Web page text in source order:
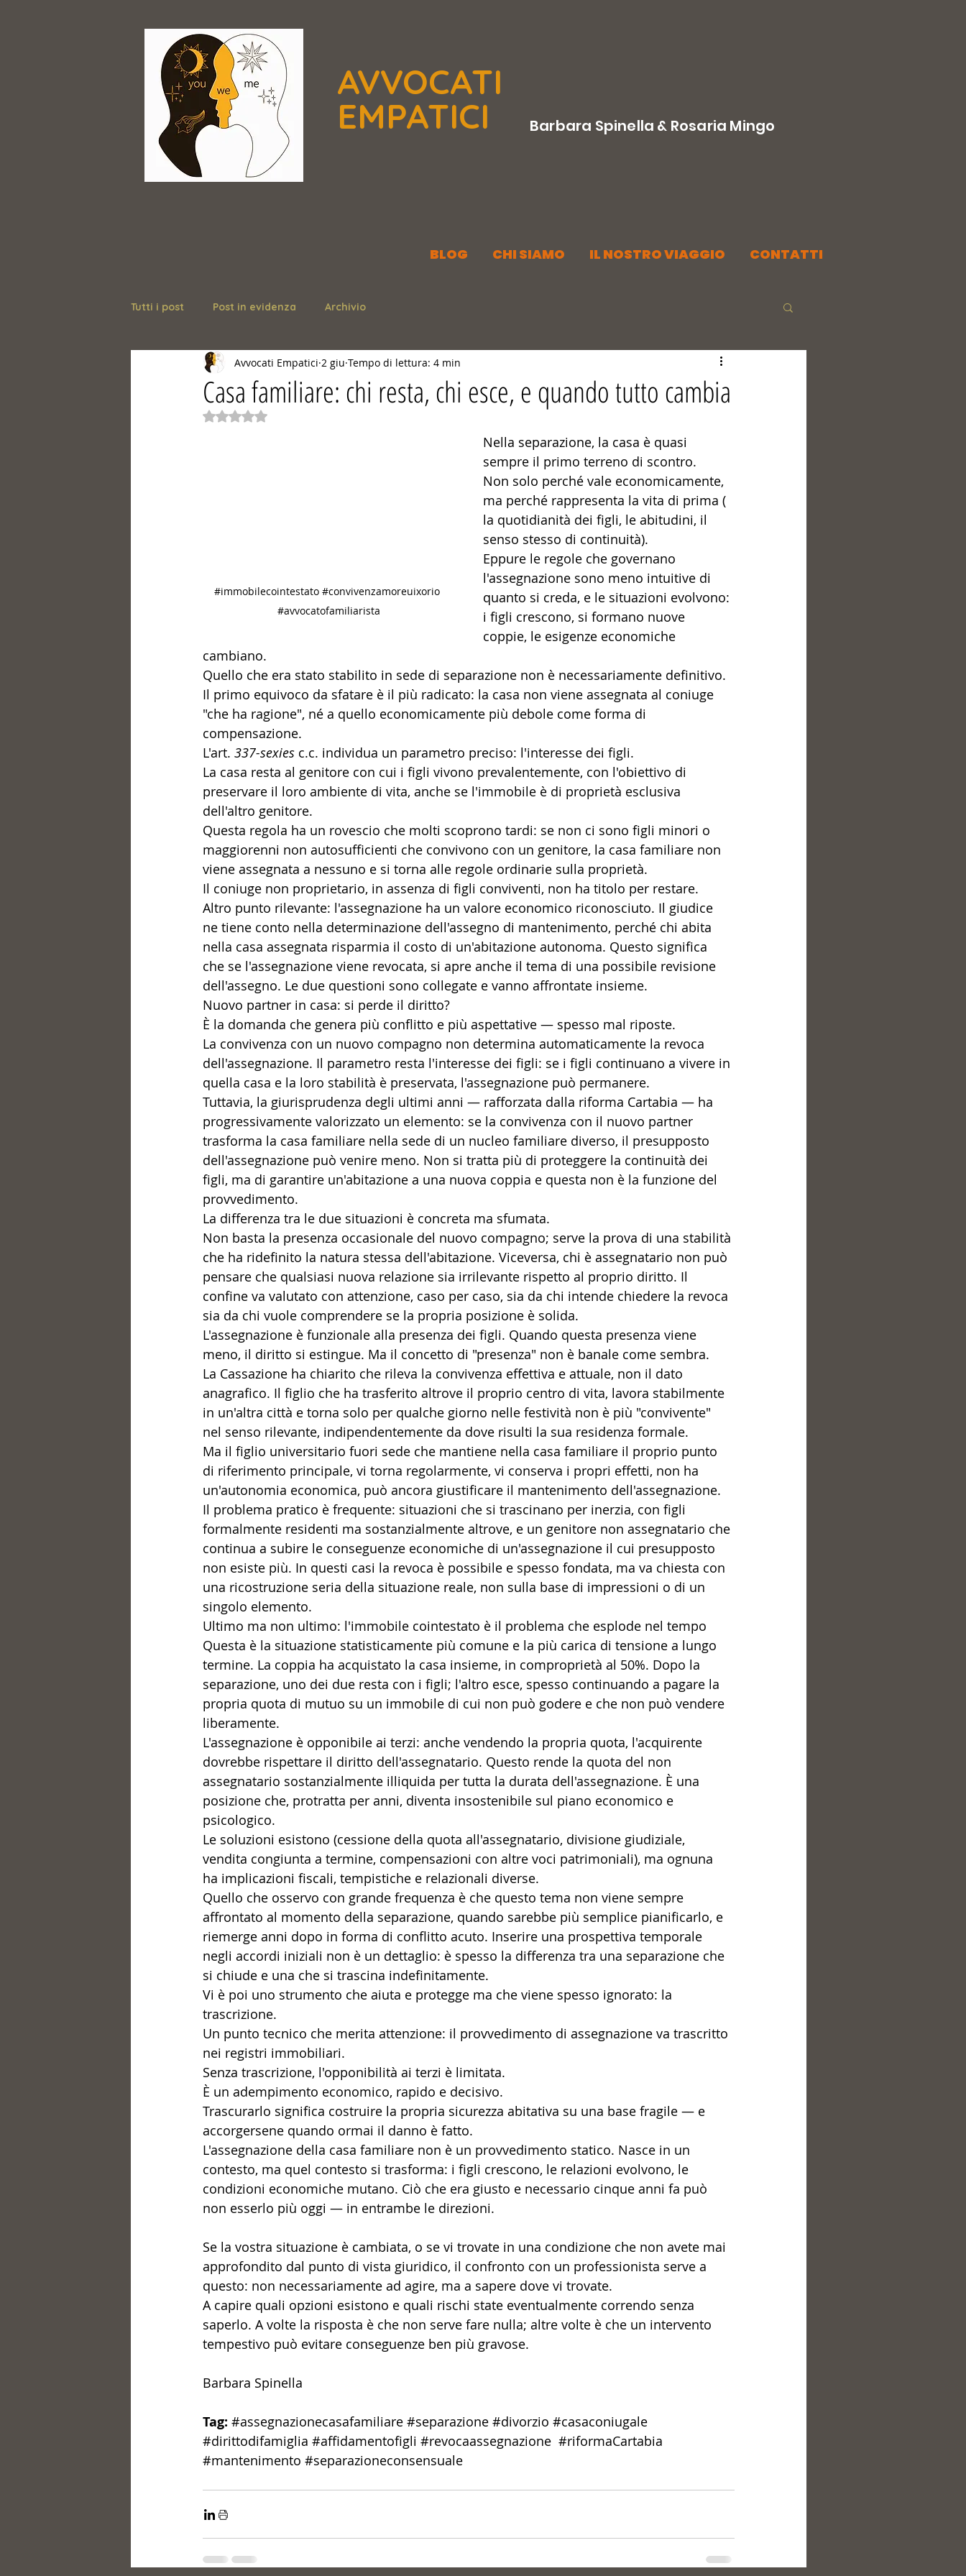
AVVOCATI
EMPATICI
Barbara Spinella & Rosaria Mingo
BLOG CHI SIAMO IL NOSTRO VIAGGIO CONTATTI
Tutti i post Post in evidenza Archivio
Casa familiare: chi resta, chi esce, e quando tutto cambia
Avvocati Empatici 2 giu Tempo di lettura: 4 min
Valutazione NaN stelle su 5.
#immobilecointestato #convivenzamoreuixorio
#avvocatofamiliarista
Nella separazione, la casa è quasi
sempre il primo terreno di scontro.
Non solo perché vale economicamente,
ma perché rappresenta la vita di prima (
la quotidianità dei figli, le abitudini, il
senso stesso di continuità).
Eppure le regole che governano
l'assegnazione sono meno intuitive di
quanto si creda, e le situazioni evolvono:
i figli crescono, si formano nuove
coppie, le esigenze economiche
cambiano.
Quello che era stato stabilito in sede di separazione non è necessariamente definitivo.
Il primo equivoco da sfatare è il più radicato: la casa non viene assegnata al coniuge
"che ha ragione", né a quello economicamente più debole come forma di
compensazione.
L'art. 337-sexies c.c. individua un parametro preciso: l'interesse dei figli.
La casa resta al genitore con cui i figli vivono prevalentemente, con l'obiettivo di
preservare il loro ambiente di vita, anche se l'immobile è di proprietà esclusiva
dell'altro genitore.
Questa regola ha un rovescio che molti scoprono tardi: se non ci sono figli minori o
maggiorenni non autosufficienti che convivono con un genitore, la casa familiare non
viene assegnata a nessuno e si torna alle regole ordinarie sulla proprietà.
Il coniuge non proprietario, in assenza di figli conviventi, non ha titolo per restare.
Altro punto rilevante: l'assegnazione ha un valore economico riconosciuto. Il giudice
ne tiene conto nella determinazione dell'assegno di mantenimento, perché chi abita
nella casa assegnata risparmia il costo di un'abitazione autonoma. Questo significa
che se l'assegnazione viene revocata, si apre anche il tema di una possibile revisione
dell'assegno. Le due questioni sono collegate e vanno affrontate insieme.
Nuovo partner in casa: si perde il diritto?
È la domanda che genera più conflitto e più aspettative — spesso mal riposte.
La convivenza con un nuovo compagno non determina automaticamente la revoca
dell'assegnazione. Il parametro resta l'interesse dei figli: se i figli continuano a vivere in
quella casa e la loro stabilità è preservata, l'assegnazione può permanere.
Tuttavia, la giurisprudenza degli ultimi anni — rafforzata dalla riforma Cartabia — ha
progressivamente valorizzato un elemento: se la convivenza con il nuovo partner
trasforma la casa familiare nella sede di un nucleo familiare diverso, il presupposto
dell'assegnazione può venire meno. Non si tratta più di proteggere la continuità dei
figli, ma di garantire un'abitazione a una nuova coppia e questa non è la funzione del
provvedimento.
La differenza tra le due situazioni è concreta ma sfumata.
Non basta la presenza occasionale del nuovo compagno; serve la prova di una stabilità
che ha ridefinito la natura stessa dell'abitazione. Viceversa, chi è assegnatario non può
pensare che qualsiasi nuova relazione sia irrilevante rispetto al proprio diritto. Il
confine va valutato con attenzione, caso per caso, sia da chi intende chiedere la revoca
sia da chi vuole comprendere se la propria posizione è solida.
L'assegnazione è funzionale alla presenza dei figli. Quando questa presenza viene
meno, il diritto si estingue. Ma il concetto di "presenza" non è banale come sembra.
La Cassazione ha chiarito che rileva la convivenza effettiva e attuale, non il dato
anagrafico. Il figlio che ha trasferito altrove il proprio centro di vita, lavora stabilmente
in un'altra città e torna solo per qualche giorno nelle festività non è più "convivente"
nel senso rilevante, indipendentemente da dove risulti la sua residenza formale.
Ma il figlio universitario fuori sede che mantiene nella casa familiare il proprio punto
di riferimento principale, vi torna regolarmente, vi conserva i propri effetti, non ha
un'autonomia economica, può ancora giustificare il mantenimento dell'assegnazione.
Il problema pratico è frequente: situazioni che si trascinano per inerzia, con figli
formalmente residenti ma sostanzialmente altrove, e un genitore non assegnatario che
continua a subire le conseguenze economiche di un'assegnazione il cui presupposto
non esiste più. In questi casi la revoca è possibile e spesso fondata, ma va chiesta con
una ricostruzione seria della situazione reale, non sulla base di impressioni o di un
singolo elemento.
Ultimo ma non ultimo: l'immobile cointestato è il problema che esplode nel tempo
Questa è la situazione statisticamente più comune e la più carica di tensione a lungo
termine. La coppia ha acquistato la casa insieme, in comproprietà al 50%. Dopo la
separazione, uno dei due resta con i figli; l'altro esce, spesso continuando a pagare la
propria quota di mutuo su un immobile di cui non può godere e che non può vendere
liberamente.
L'assegnazione è opponibile ai terzi: anche vendendo la propria quota, l'acquirente
dovrebbe rispettare il diritto dell'assegnatario. Questo rende la quota del non
assegnatario sostanzialmente illiquida per tutta la durata dell'assegnazione. È una
posizione che, protratta per anni, diventa insostenibile sul piano economico e
psicologico.
Le soluzioni esistono (cessione della quota all'assegnatario, divisione giudiziale,
vendita congiunta a termine, compensazioni con altre voci patrimoniali), ma ognuna
ha implicazioni fiscali, tempistiche e relazionali diverse.
Quello che osservo con grande frequenza è che questo tema non viene sempre
affrontato al momento della separazione, quando sarebbe più semplice pianificarlo, e
riemerge anni dopo in forma di conflitto acuto. Inserire una prospettiva temporale
negli accordi iniziali non è un dettaglio: è spesso la differenza tra una separazione che
si chiude e una che si trascina indefinitamente.
Vi è poi uno strumento che aiuta e protegge ma che viene spesso ignorato: la
trascrizione.
Un punto tecnico che merita attenzione: il provvedimento di assegnazione va trascritto
nei registri immobiliari.
Senza trascrizione, l'opponibilità ai terzi è limitata.
È un adempimento economico, rapido e decisivo.
Trascurarlo significa costruire la propria sicurezza abitativa su una base fragile — e
accorgersene quando ormai il danno è fatto.
L'assegnazione della casa familiare non è un provvedimento statico. Nasce in un
contesto, ma quel contesto si trasforma: i figli crescono, le relazioni evolvono, le
condizioni economiche mutano. Ciò che era giusto e necessario cinque anni fa può
non esserlo più oggi — in entrambe le direzioni.
Se la vostra situazione è cambiata, o se vi trovate in una condizione che non avete mai
approfondito dal punto di vista giuridico, il confronto con un professionista serve a
questo: non necessariamente ad agire, ma a sapere dove vi trovate.
A capire quali opzioni esistono e quali rischi state eventualmente correndo senza
saperlo. A volte la risposta è che non serve fare nulla; altre volte è che un intervento
tempestivo può evitare conseguenze ben più gravose.
Barbara Spinella
Tag: #assegnazionecasafamiliare #separazione #divorzio #casaconiugale
#dirittodifamiglia #affidamentofigli #revocaassegnazione #riformaCartabia
#mantenimento #separazioneconsensuale